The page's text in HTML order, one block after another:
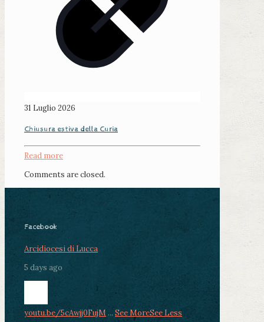
31 Luglio 2026
Chiusura estiva della Curia
Read more
Comments are closed.
Facebook
Arcidiocesi di Lucca
5 days ago
youtu.be/5cAwjj0FujM ... See MoreSee Less